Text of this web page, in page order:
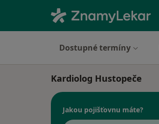
Dostupné termíny
Kardiolog Hustopeče
Jakou pojišťovnu máte?